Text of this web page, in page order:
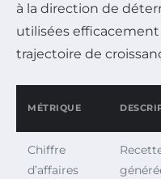
à la direction de
utilisées efficacement
trajectoire de
MÉTRIQUE
Chiffre
d’affaires